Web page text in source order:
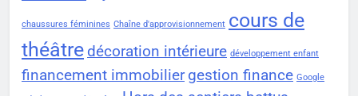
chaussures féminines Chaîne d'approvisionnement cours de
théâtre décoration intérieure développement enfant
financement immobilier gestion finance Google